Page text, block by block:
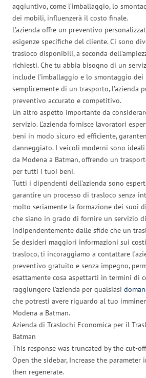
aggiuntivo, come l’imballaggio, lo
dei mobili, influenzerà il costo finale.
L’azienda offre un preventivo
esigenze specifiche del cliente. Ci sono
trasloco disponibili, a seconda
richiesti. Che tu abbia bisogno di un
include l’imballaggio e lo smontaggio dei
semplicemente di un trasporto, l’azienda
preventivo accurato e competitivo.
Un altro aspetto importante da
servizio. L’azienda fornisce lavoratori
beni in modo sicuro ed efficiente,
danneggiato. I veicoli moderni sono
da Modena a Batman, offrendo un
per tutti i tuoi beni.
Tutti i dipendenti dell’azienda sono
garantire un processo di trasloco senza
molto seriamente la formazione dei suoi
che siano in grado di fornire un servizio
indipendentemente dalle sfide che un
Se desideri maggiori informazioni sui
trasloco, ti incoraggiamo a contattare
preventivo gratuito e senza impegno,
esattamente cosa aspettarti in termini di
raggiungere l’azienda per qualsiasi
che potresti avere riguardo al tuo
Modena a Batman.
Azienda di Traslochi Economica per il
Batman
This response was truncated by the cut-
Open the sidebar, Increase the parameter
then regenerate.